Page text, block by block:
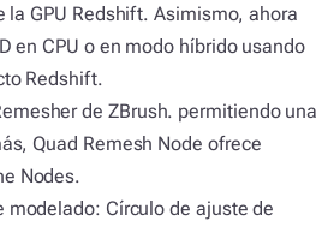
la GPU Redshift. Asimismo, ahora
en CPU o en modo híbrido usando
Redshift.
de ZBrush. permitiendo una
Quad Remesh Node ofrece
Nodes.
Círculo de ajuste de